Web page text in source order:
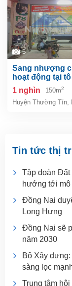
5
sang nhượng clb bi-a đang
hoạt động tại
thường tín, hà
1 nghìn 150m2
Huyện Thường Tín,
Tin tức thị
Tập đoàn Đất
hướng tới mô
Đồng Nai
Long Hưng
Đồng Nai sẽ
năm 2030
Bộ Xây
sàng lọc
Trung tâm